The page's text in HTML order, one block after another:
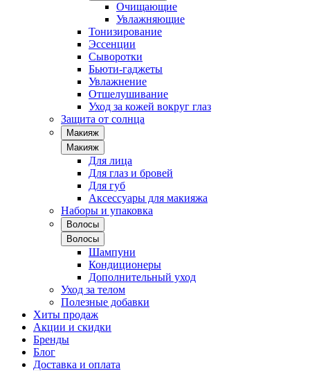
Очищающие
Увлажняющие
Тонизирование
Эссенции
Сыворотки
Бьюти-гаджеты
Увлажнение
Отшелушивание
Уход за кожей вокруг глаз
Защита от солнца
Макияж
Макияж
Для лица
Для глаз и бровей
Для губ
Аксессуары для макияжа
Наборы и упаковка
Волосы
Волосы
Шампуни
Кондиционеры
Дополнительный уход
Уход за телом
Полезные добавки
Хиты продаж
Акции и скидки
Бренды
Блог
Доставка и оплата